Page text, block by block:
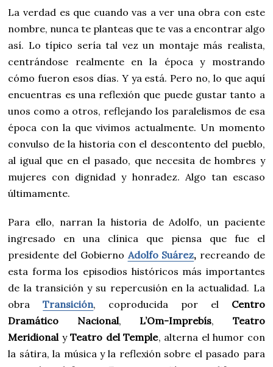
La verdad es que cuando vas a ver una obra con este
nombre, nunca te planteas que te vas a encontrar algo
así. Lo típico sería tal vez un montaje más realista,
centrándose realmente en la época y mostrando
cómo fueron esos días. Y ya está. Pero no, lo que aquí
encuentras es una reflexión que puede gustar tanto a
unos como a otros, reflejando los paralelismos de esa
época con la que vivimos actualmente. Un momento
convulso de la historia con el descontento del pueblo,
al igual que en el pasado, que necesita de hombres y
mujeres con dignidad y honradez. Algo tan escaso
últimamente.
Para ello, narran la historia de Adolfo, un paciente
ingresado en una clínica que piensa que fue el
presidente del Gobierno Adolfo Suárez, recreando de
esta forma los episodios históricos más importantes
de la transición y su repercusión en la actualidad. La
obraTransición, coproducida por el Centro
Dramático Nacional, L’Om-Imprebís, Teatro
Meridional yTeatro del Temple, alterna el humor con
la sátira, la música y la reflexión sobre el pasado para